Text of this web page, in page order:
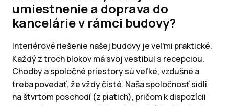
umiestnenie a doprava do
kancelárie v rámci budovy?
Interiérové riešenie našej budovy je veľmi praktické.
Každý z troch blokov má svoj vestibul s recepciou.
Chodby a spoločné priestory sú veľké, vzdušné a
treba povedať, že vždy čisté. Naša spoločnosť sídli
na štvrtom poschodí (z piatich), pričom k dispozícii